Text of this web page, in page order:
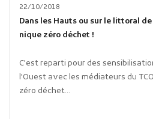
22/10/2018
Dans les Hauts ou sur le littoral
nique zéro déchet !
C'est reparti pour des
l'Ouest avec les médiateurs du
zéro déchet...